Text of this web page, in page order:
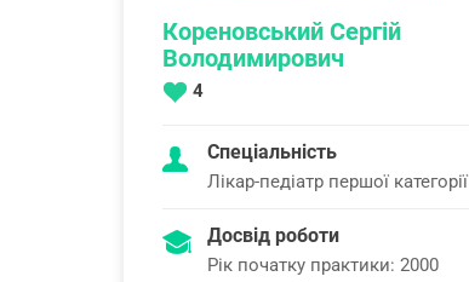
Кореновський Сергій
Володимирович
4
Спеціальність
Лікар-педіатр першої категорії
Досвід роботи
Рік початку практики: 2000